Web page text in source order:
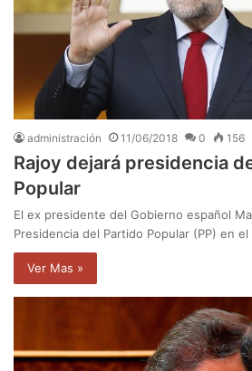
administración 11/06/2018 0 156
Rajoy dejará presidencia
Popular
El ex presidente del Gobierno español
Presidencia del Partido Popular (PP) en
Ver Mas »